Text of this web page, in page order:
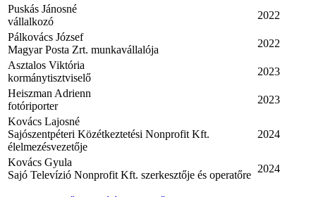
Puskás Jánosné
vállalkozó
2022
Pálkovács József
Magyar Posta Zrt. munkavállalója
2022
Asztalos Viktória
kormánytisztviselő
2023
Heiszman Adrienn
fotóriporter
2023
Kovács Lajosné
Sajószentpéteri Közétkeztetési Nonprofit Kft.
élelmezésvezetője
2024
Kovács Gyula
Sajó Televízió Nonprofit Kft. szerkesztője és operatőre
2024